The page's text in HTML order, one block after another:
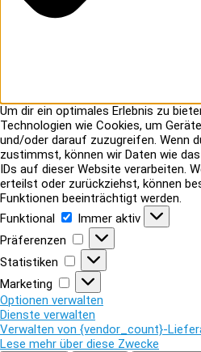
Um dir ein optimales Erlebnis zu
Technologien wie Cookies, um
und/oder darauf zuzugreifen. Wenn
zustimmst, können wir Daten wie
IDs auf dieser Website verarbeiten.
erteilst oder zurückziehst, können
Funktionen beeinträchtigt werden.
Funktional
Funktional
Immer aktiv
Präferenzen
Präferenzen
Statistiken
Statistiken
Marketing
Marketing
Optionen verwalten
Dienste verwalten
Verwalten von {vendor_count}-
Lese mehr über diese Zwecke